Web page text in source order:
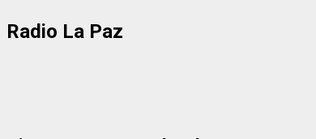
Radio La Paz